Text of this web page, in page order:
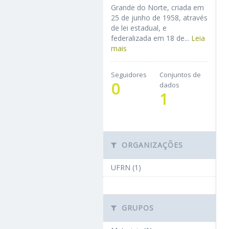
Grande do Norte, criada em
25 de junho de 1958, através
de lei estadual, e
federalizada em 18 de... Leia
mais
Seguidores
0
Conjuntos de
dados
1
ORGANIZAÇÕES
UFRN (1)
GRUPOS